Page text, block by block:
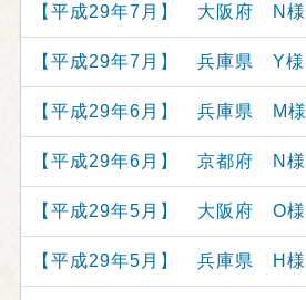
【平成29年7月】 大阪府 N様
【平成29年7月】 兵庫県 Y様
【平成29年6月】 兵庫県 M様
【平成29年6月】 京都府 N様
【平成29年5月】 大阪府 O様
【平成29年5月】 兵庫県 H様